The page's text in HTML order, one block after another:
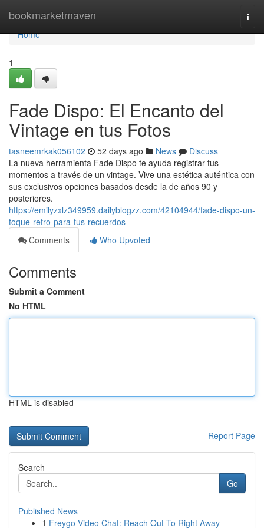
bookmarketmaven
Home
Home
1
Fade Dispo: El Encanto del
Vintage en tus Fotos
tasneemrkak056102 52 days ago News
Discuss
La nueva herramienta Fade Dispo te ayuda registrar tus
momentos a través de un vintage. Vive una estética auténtica con
sus exclusivos opciones basados desde la de años 90 y
posteriores.
https://emilyzxlz349959.dailyblogzz.com/42104944/fade-dispo-un-
toque-retro-para-tus-recuerdos
Comments
Who Upvoted
Comments
Submit a Comment
No HTML
HTML is disabled
Report Page
Search
Go
Published News
1 Freygo Video Chat: Reach Out To Right Away